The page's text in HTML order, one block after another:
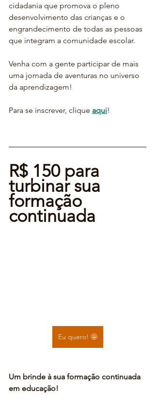
cidadania que promova o pleno
desenvolvimento das crianças e o
engrandecimento de todas as pessoas
que integram a comunidade escolar.
Venha com a gente participar de mais
uma jornada de aventuras no universo
da aprendizagem!
Para se inscrever, clique aqui!
R$ 150 para
turbinar sua
formação
continuada
Eu quero! 🤩
Um brinde à sua formação continuada
em educação!